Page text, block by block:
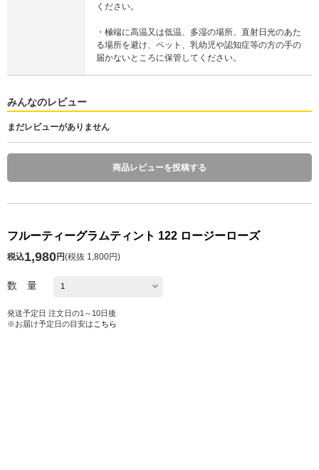
ください。
・極端に高温又は低温、多湿の場所、直射日光のあた
る場所を避け、ペット、乳幼児や認知症等の方の手の
届かないところに保管してください。
みんなのレビュー
まだレビューがありません
商品レビューを投稿する
フルーティーグラムティント 122 ロージーローズ
税込1,980円(税抜 1,800円)
数 量
発送予定日 注文日の1～10日後
※お届け予定日の目安は こちら